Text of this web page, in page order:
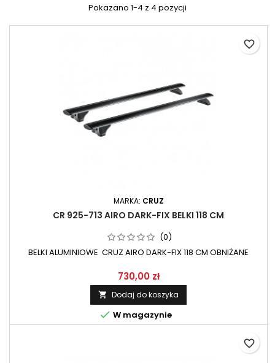
Pokazano 1-4 z 4 pozycji
MARKA: CRUZ
CR 925-713 AIRO DARK-FIX BELKI 118 CM
(0)
BELKI ALUMINIOWE CRUZ AIRO DARK-FIX 118 CM OBNIŻANE
730,00 zł
 Dodaj do koszyka
 W magazynie
favorite_border
favorite_border